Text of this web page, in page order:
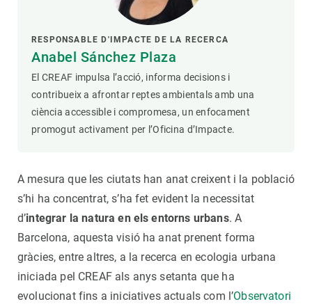
RESPONSABLE D'IMPACTE DE LA RECERCA
Anabel Sánchez Plaza
El CREAF impulsa l’acció, informa decisions i
contribueix a afrontar reptes ambientals amb una
ciència accessible i compromesa, un enfocament
promogut activament per l’Oficina d’Impacte.
A mesura que les ciutats han anat creixent i la població
s’hi ha concentrat, s’ha fet evident la necessitat
d’integrar la natura en els entorns urbans. A
Barcelona, aquesta visió ha anat prenent forma
gràcies, entre altres, a la recerca en ecologia urbana
iniciada pel CREAF als anys setanta que ha
evolucionat fins a iniciatives actuals com l’Observatori